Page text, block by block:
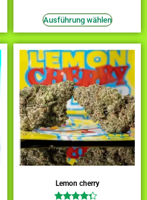
von 5
Ausführung wählen
Lemon cherry